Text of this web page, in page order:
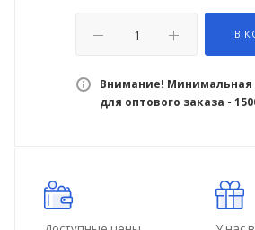
В
Внимание! Минимальная
для оптового заказа -